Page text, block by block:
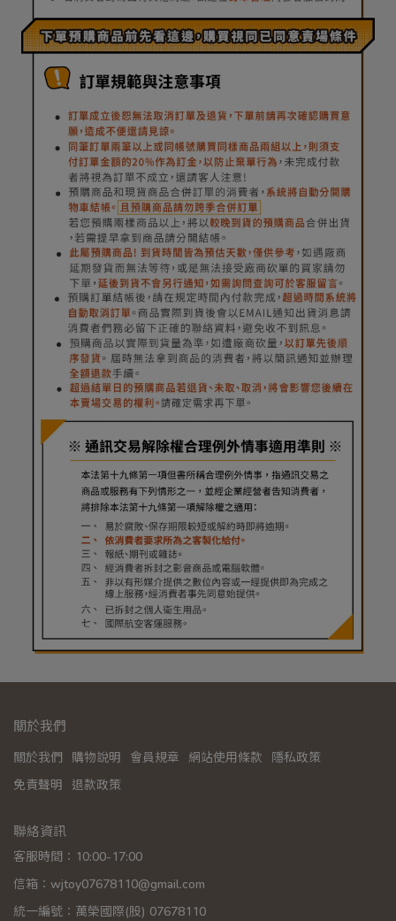
關於我們
關於我們 購物說明 會員規章 網站使用條款
隱私政策
免責聲明
退款政策
聯絡資訊
客服時間：10:00-17:00
信箱：wjtoy07678110@gmail.com
統一編號：萬榮國際(股) 07678110